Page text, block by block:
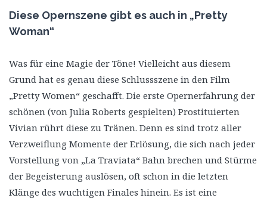
Diese Opernszene gibt es auch in „Pretty
Woman“
Was für eine Magie der Töne! Vielleicht aus diesem
Grund hat es genau diese Schlussszene in den Film
„Pretty Women“ geschafft. Die erste Opernerfahrung der
schönen (von Julia Roberts gespielten) Prostituierten
Vivian rührt diese zu Tränen. Denn es sind trotz aller
Verzweiflung Momente der Erlösung, die sich nach jeder
Vorstellung von „La Traviata“ Bahn brechen und Stürme
der Begeisterung auslösen, oft schon in die letzten
Klänge des wuchtigen Finales hinein. Es ist eine